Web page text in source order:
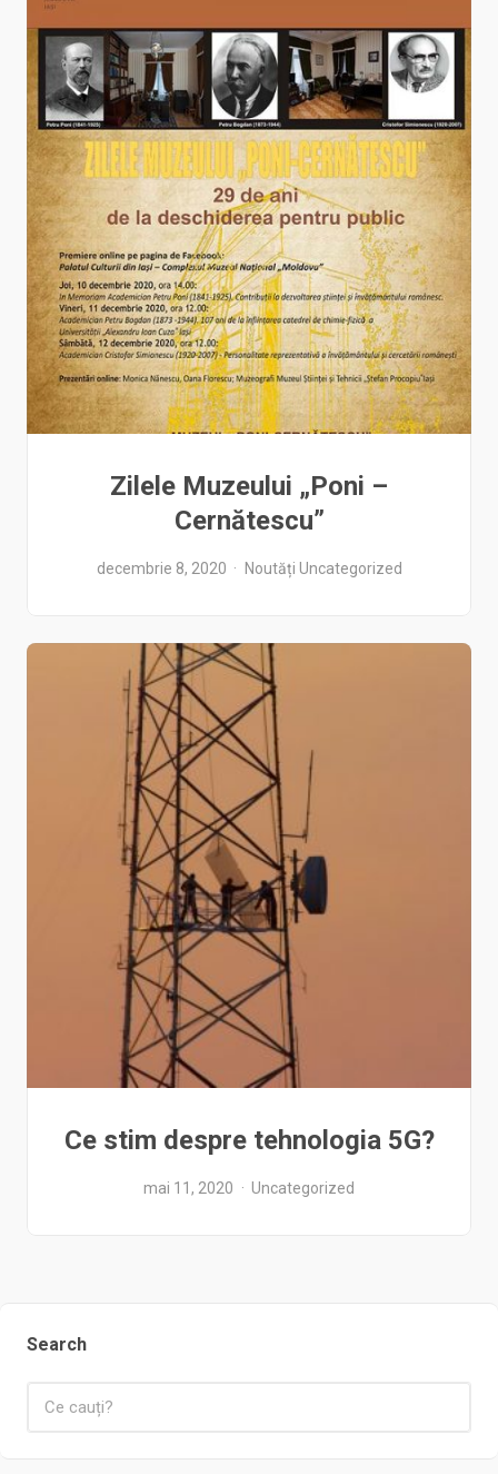
Zilele Muzeului „Poni –
Cernătescu”
decembrie 8, 2020 Noutăți Uncategorized
Ce stim despre tehnologia 5G?
mai 11, 2020 Uncategorized
Search